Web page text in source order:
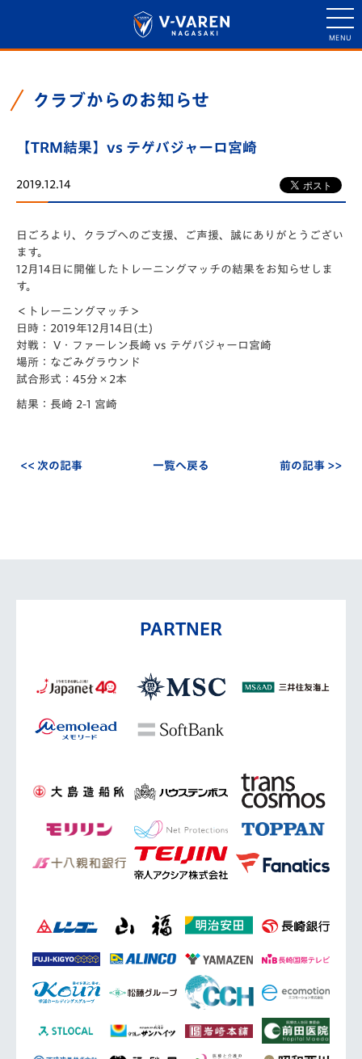
クラブからのお知らせ
【TRM結果】vs テゲバジャーロ宮崎
2019.12.14
日ごろより、クラブへのご支援、ご声援、誠にありがとうござい
ます。
12月14日に開催したトレーニングマッチの結果をお知らせしま
す。
＜トレーニングマッチ＞
日時：2019年12月14日(土)
対戦： V・ファーレン長崎 vs テゲバジャーロ宮崎
場所：なごみグラウンド
試合形式：45分×2本
結果：長崎 2-1 宮崎
<< 次の記事 一覧へ戻る 前の記事 >>
PARTNER